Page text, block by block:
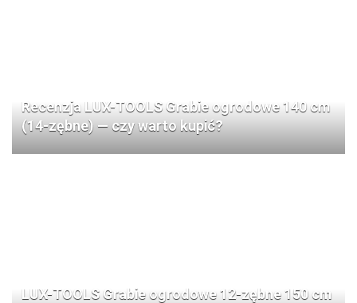
Recenzja LUX-TOOLS Grabie ogrodowe 140 cm
(14-zębne) — czy warto kupić?
LUX-TOOLS Grabie ogrodowe 12-zębne 150 cm